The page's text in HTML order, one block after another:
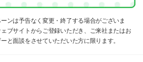
ンは予告なく変更・終了する場合がございま
ブサイトからご登録いただき、ご来社またはお
と面談をさせていただいた方に限ります。